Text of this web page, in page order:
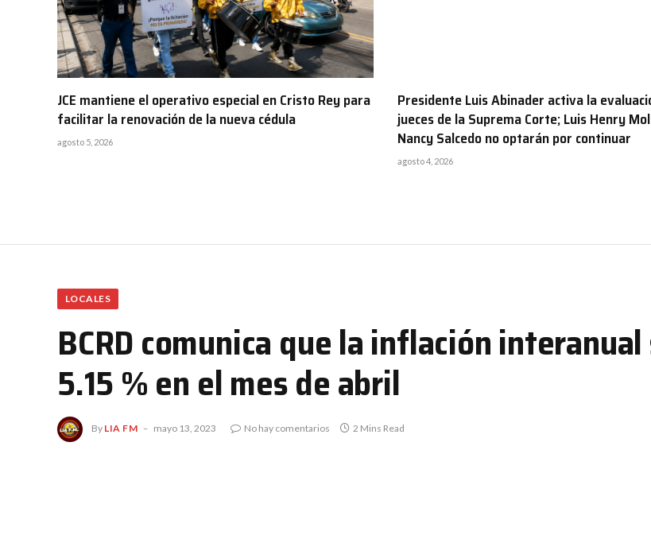
JCE mantiene el operativo especial en Cristo Rey para
facilitar la renovación de la nueva cédula
agosto 5, 2026
Presidente Luis Abinader activa la
jueces de la Suprema Corte; Luis Henry
Nancy Salcedo no optarán por continuar
agosto 4, 2026
LOCALES
BCRD comunica que la inflación
5.15 % en el mes de abril
By LIA FM mayo 13, 2023 No hay comentarios 2 Mins Read